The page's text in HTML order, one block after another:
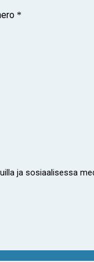
*
ja sosiaalisessa